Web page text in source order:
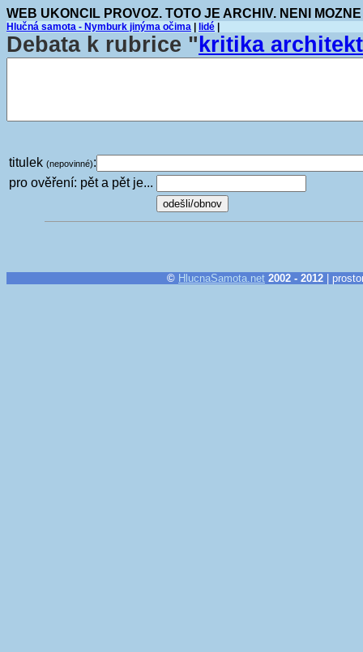
WEB UKONCIL PROVOZ. TOTO JE ARCHIV. NENI
Hlučná samota - Nymburk jinýma očima lidé
Debata k rubrice " kritika
titulek (nepovinné):
pro ověření: pět a pět je...
© HlucnaSamota.net 2002 - 2012 |